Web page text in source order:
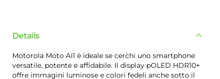
Details
Motorola Moto AI1 è ideale se cerchi uno smartphone
versatile, potente e affidabile. Il display pOLED HDR10+
offre immagini luminose e colori fedeli anche sotto il